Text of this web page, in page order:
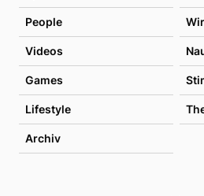
People
Videos
Games
Lifestyle
Archiv